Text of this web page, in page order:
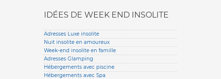
IDÉES DE WEEK END INSOLITE
Adresses Luxe insolite
Nuit insolite en amoureux
Week-end insolite en famille
Adresses Glamping
Hébergements avec piscine
Hébergements avec Spa